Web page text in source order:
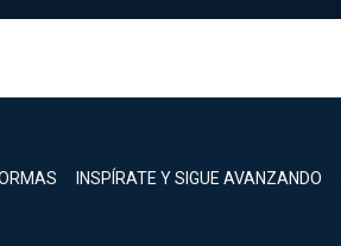
INSPÍRATE Y SIGUE AVANZANDO